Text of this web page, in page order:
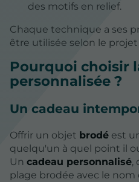
des motifs en relief.
Chaque technique a ses
être utilisée selon le
Pourquoi choisir
personnalisée ?
Un cadeau
Offrir un objet brodé est
quelqu'un à quel point il
Un cadeau personnalisé,
plage brodée avec le nom